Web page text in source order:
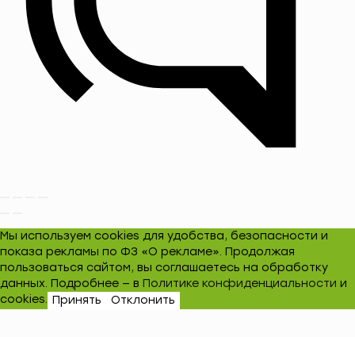
Мы используем cookies для удобства, безопасности и
показа рекламы по ФЗ «О рекламе». Продолжая
пользоваться сайтом, вы соглашаетесь на обработку
данных. Подробнее — в Политике конфиденциальности и
cookies. Принять Отклонить